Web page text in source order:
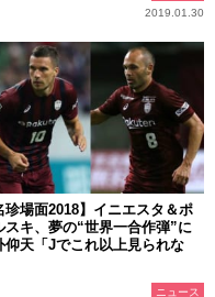
2019.01.30
珍場面2018】イニエスタ＆ポ
スキ、夢の“世界一合作弾”に
仰天「Jでこれ以上見られな
ニュース